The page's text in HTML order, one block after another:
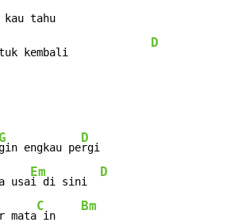
kau tuk kembali
D
G
engkau pe
D
rgi
usa
Em
i di sini
D
mata
C
in
Bm